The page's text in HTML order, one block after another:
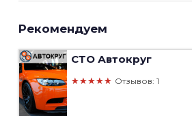
Рекомендуем
СТО Автокруг
★★★★★ Отзывов: 1